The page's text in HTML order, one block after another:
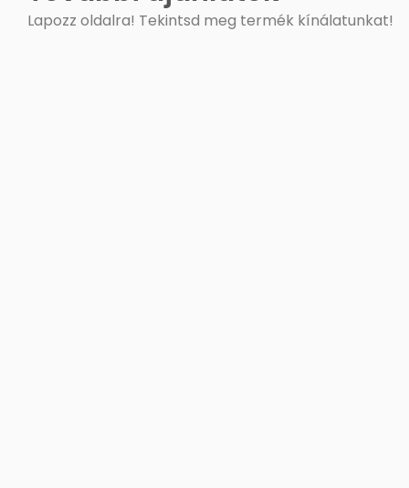
Lapozz oldalra! Tekintsd meg termék kínálatunkat!